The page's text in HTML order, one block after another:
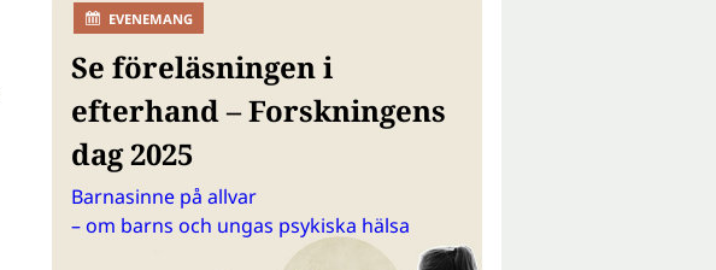
EVENEMANG
Se föreläsningen i
efterhand – Forskningens
dag 2025
Barnasinne på allvar
– om barns och ungas psykiska hälsa